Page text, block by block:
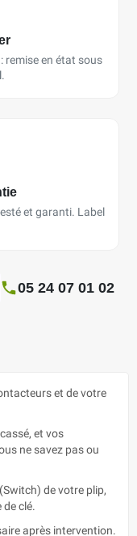
remise en état sous
et garanti. Label
05 24 07 01 02
et de votre
et vos
ne savez pas ou
de votre plip,
clé.
après intervention.